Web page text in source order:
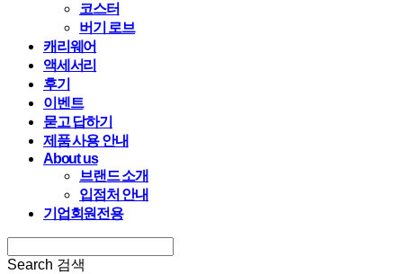
코스터
버기 로브
캐리웨어
액세서리
후기
이벤트
묻고 답하기
제품 사용 안내
About us
브랜드 소개
입점처 안내
기업회원전용
Search 검색